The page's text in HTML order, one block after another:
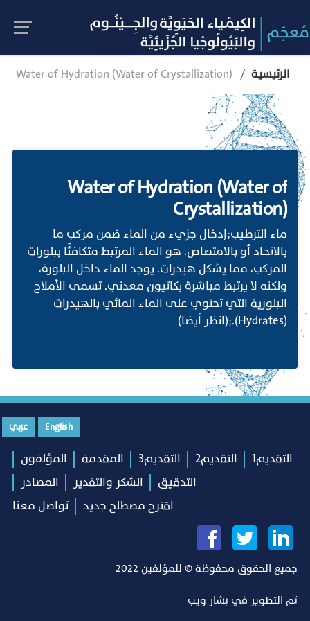
Water of Hydration (Water of Crystallization) الرئيسية
Water of Hydration (Water of
Crystallization)
ماء الترطيب;إدخال جزيء من الماء ضمن مركب ما
بالاتحاد أو بالامتصاص. هو الماء المرتبط متكافئًا ببلورات
المركب، مما يشكل هيدرات. يوجد الماء داخل البلورة،
ولكنه لا يرتبط مباشرة بكاتيون معدني. تسمى الأملاح
البلورية التي تحتوي على الماء المائي بالهيدرات
(Hydrates).;(انظر أيضا)
English عربي
التقديم1 التقديم2 التقديم3 المقدمة
المؤلفون
التدقيق
الشكر والتقدير
المصادر
اقترح مصطلح جديد
تواصل معنا
جميع الحقوق محفوظة © للمؤلفين 2022
تم التطوير في بشار ويب